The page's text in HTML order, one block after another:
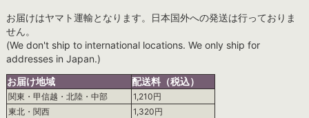
お届けはヤマト運輸となります。日本国外への発送は行っておりま
せん。
(We don't ship to international locations. We only ship for
addresses in Japan.)
お届け地域
配送料（税込）
関東・甲信越・北陸・中部
1,210円
東北・関西
1,320円